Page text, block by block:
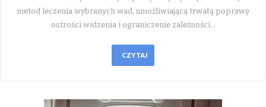
metod leczenia wybranych wad, umożliwiającą trwałą poprawę
ostrości widzenia i ograniczenie zależności…
CZYTAJ